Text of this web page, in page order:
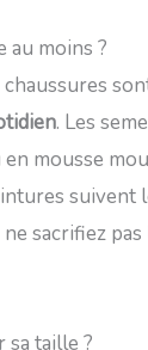
au moins ?
. Les
mousse
suivent
sacrifiez
sa taille ?